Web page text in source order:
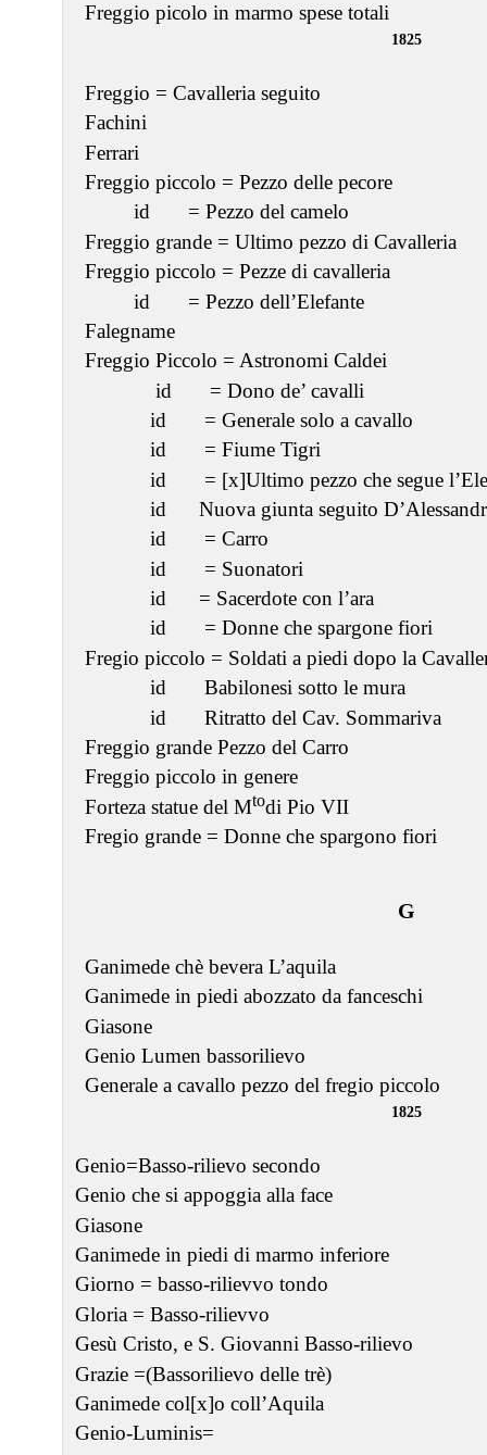
Freggio picolo in marmo spese totali
1825
Freggio = Cavalleria seguito
Fachini
Ferrari
Freggio piccolo = Pezzo delle pecore
id = Pezzo del camelo
Freggio grande = Ultimo pezzo di Cavalleria
Freggio piccolo = Pezze di cavalleria
id = Pezzo dell’Elefante
Falegname
Freggio Piccolo = Astronomi Caldei
id = Dono de’ cavalli
id = Generale solo a cavallo
id = Fiume Tigri
id = [x]Ultimo pezzo che segue
id Nuova giunta seguito
id = Carro
id = Suonatori
id = Sacerdote con l’ara
id = Donne che spargone fiori
Fregio piccolo = Soldati a piedi dopo la
id Babilonesi sotto le mura
id Ritratto del Cav. Sommariva
Freggio grande Pezzo del Carro
Freggio piccolo in genere
Forteza statue del Mtodi Pio VII
Fregio grande = Donne che spargono fiori
G
Ganimede chè bevera L’aquila
Ganimede in piedi abozzato da fanceschi
Giasone
Genio Lumen bassorilievo
Generale a cavallo pezzo del fregio piccolo
1825
Genio=Basso-rilievo secondo
Genio che si appoggia alla face
Giasone
Ganimede in piedi di marmo inferiore
Giorno = basso-rilievvo tondo
Gloria = Basso-rilievvo
Gesù Cristo, e S. Giovanni Basso-rilievo
Grazie =(Bassorilievo delle trè)
Ganimede col[x]o coll’Aquila
Genio-Luminis=